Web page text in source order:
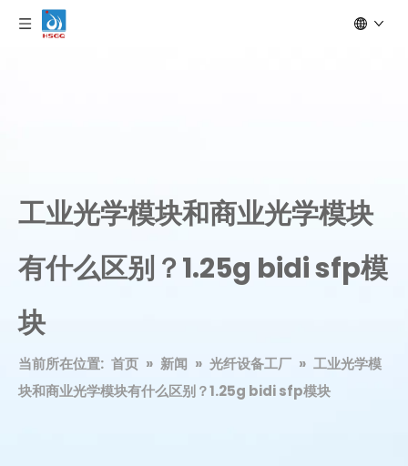
工业光学模块和商业光学模块
有什么区别？1.25g bidi sfp模
块
当前所在位置: 首页 » 新闻 » 光纤设备工厂 » 工业光学模
块和商业光学模块有什么区别？1.25g bidi sfp模块